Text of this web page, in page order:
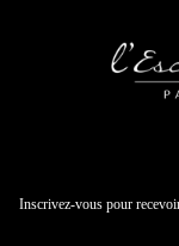
Inscrivez-vous pour